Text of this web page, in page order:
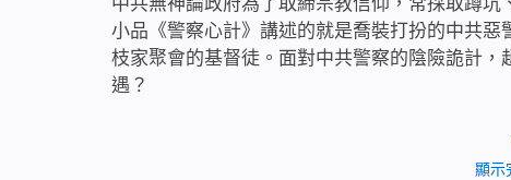
小品《警察心計》講述的就是喬裝打扮的中共
枝家聚會的基督徒。面對中共警察的陰險詭計
遇？
顯示